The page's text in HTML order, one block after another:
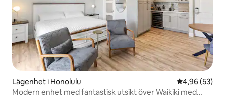
Lägenhet i Honolulu 4,96 av 5 i
4,96 (53)
Modern enhet med fantastisk utsikt över Waikiki med